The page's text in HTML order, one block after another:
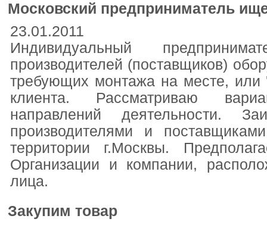
Московский предприниматель
23.01.2011
Индивидуальный
производителей (поставщиков)
требующих монтажа на месте, или
клиента. Рассматриваю
направлений деятельности.
производителями и
территории г.Москвы.
Организации и компании,
лица.
Закупим товар